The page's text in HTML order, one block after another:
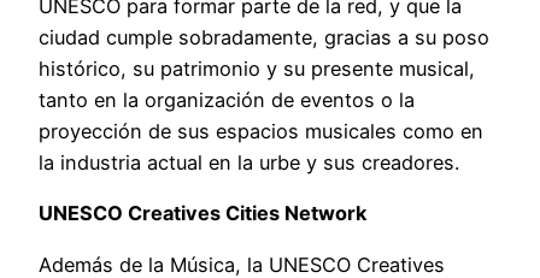
UNESCO para formar parte de la red, y que la
ciudad cumple sobradamente, gracias a su poso
histórico, su patrimonio y su presente musical,
tanto en la organización de eventos o la
proyección de sus espacios musicales como en
la industria actual en la urbe y sus creadores.
UNESCO Creatives Cities Network
Además de la Música, la UNESCO Creatives